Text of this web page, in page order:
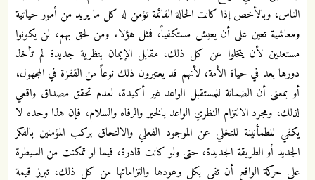
الناس، وبالأخص إذا كانت الحالة القائمة تؤمن له كل ما يريد من أمور حياتية
ومعاشية تعين على أن يعيش مستكفياً، فمثل هؤلاء ومن لحق بهم، لن يكونوا
مستعدين لأن يتخلوا عن كل ذلك، مقابل الإيمان بنظرية جديدة لم تأخذ
دورها بعد في حياة الأمة، لأنهم قد يعتبرون ذلك نوعاً من القفزة في المجهول،
أو بمعنى أن الضمانة للمستقبل الواعد غير أكيدة، لعدم تحقق مصداق واقعي
لذلك، ومجرد الالتزام النظري الواعد بالخير والرفاه والسلام، فإن هذا وحده لا
يكفي للطمأنينة للتخلي عن الموجود الفعلي والالتحاق بركب المؤمنين بالفكر
الجديد أو الطريقة الجديدة، حتى ولو كانت قادرة، فيما لو تمكنت من السيطرة
على حركة الواقع أن تفي بكل وعودها والتزاماتها من كل ذلك، تبرز قيمة